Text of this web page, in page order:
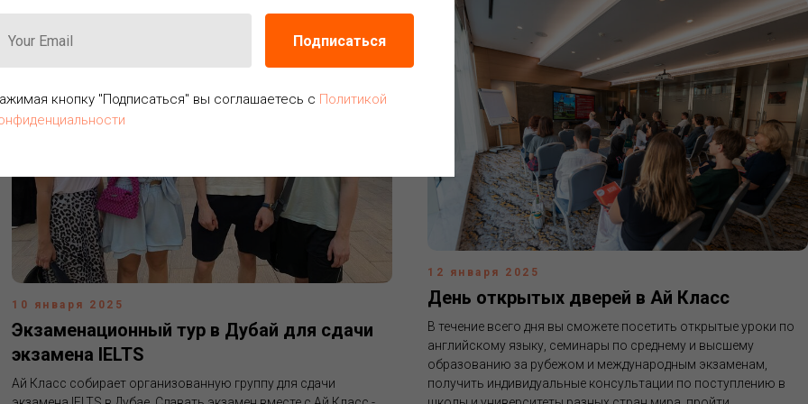
10 января 2025
Экзаменационный тур в Дубай для сдачи
экзамена IELTS
Ай Класс собирает организованную группу для сдачи
12 января 2025
День открытых дверей в Ай Класс
В течение всего дня вы сможете посетить открытые уроки по
английскому языку, семинары по среднему и высшему
образованию за рубежом и международным экзаменам,
получить индивидуальные консультации по поступлению в
Подписаться
кнопку "Подписаться" вы соглашаетесь с Политикой